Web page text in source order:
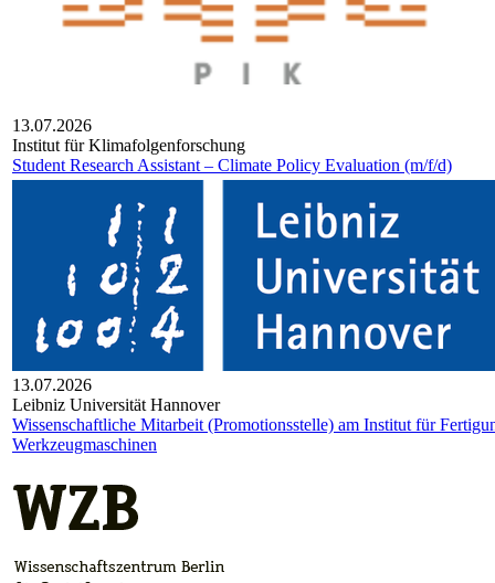
13.07.2026
Institut für Klimafolgenforschung
Student Research Assistant – Climate Policy Evaluation (m/f/d)
13.07.2026
Leib­niz Uni­ver­si­tät Han­no­ver
Wissenschaftliche Mitarbeit (Promotionsstelle) am Institut für
Werkzeugmaschinen